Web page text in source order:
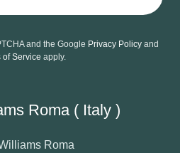
and the Google Privacy Policy and
of Service apply.
Roma ( Italy )
Roma